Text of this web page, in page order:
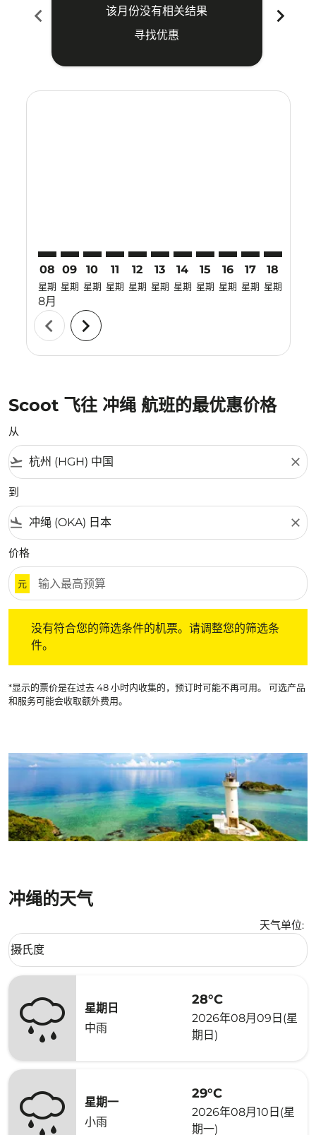
chevron_left
该月份没有相关结果
寻找优惠
chevron_right
08
星期
8月
09
星期
10
星期
11
星期
12
星期
13
星期
14
星期
15
星期
16
星期
17
星期
18
星期
chevron_left chevron_right
Scoot 飞往 冲绳 航班的最优惠价格
从
flight_takeoff close
到
flight_land close
价格
元
没有符合您的筛选条件的机票。请调整您的筛选条
件。
*显示的票价是在过去 48 小时内收集的，预订时可能不再可用。 可选产品
和服务可能会收取额外费用。
冲绳的天气
天气单位:
Weather unit option 摄氏度 Selected
摄氏度
keyboard_arrow_down
星期日
中雨
28°C
2026年08月09日(星
期日)
星期一
小雨
29°C
2026年08月10日(星
期一)